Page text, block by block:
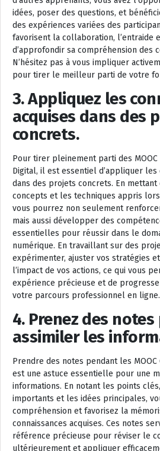
idées, poser des questions, et
des expériences variées des
favorisent la collaboration, l’entraide
d’approfondir sa compréhension des
N’hésitez pas à vous impliquer
pour tirer le meilleur parti de votre
3. Appliquez les
acquises dans des
concrets.
Pour tirer pleinement parti des
Digital, il est essentiel d’appliquer les
dans des projets concrets. En
concepts et les techniques appris
vous pourrez non seulement
mais aussi développer des
essentielles pour réussir dans le
numérique. En travaillant sur des
expérimenter, ajuster vos stratégies
l’impact de vos actions, ce qui vous
expérience précieuse et de
votre parcours professionnel en ligne.
4. Prenez des
assimiler les
Prendre des notes pendant les
est une astuce essentielle pour une
informations. En notant les points
importants et les idées principales,
compréhension et favorisez la
connaissances acquises. Ces notes
référence précieuse pour réviser le
ultérieurement et appliquer